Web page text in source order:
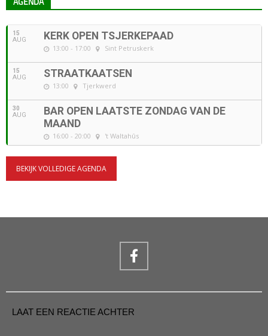
15
AUG KERK OPEN TSJERKEPAAD
13:00 - 17:00 Sint Petruskerk
15
AUG STRAATKAATSEN
13:00 Tjerkwerd
30
AUG
BAR OPEN LAATSTE ZONDAG VAN DE
MAAND
16:00 - 20:00 't Waltahûs
BEKIJK VOLLEDIGE AGENDA
LAAT EEN REACTIE ACHTER